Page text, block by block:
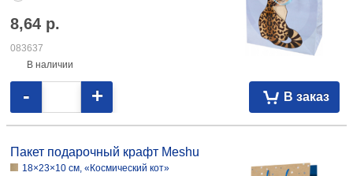
8,64 р.
083637
В наличии
В заказ
- +
Пакет подарочный крафт Meshu
18×23×10 см, «Космический кот»